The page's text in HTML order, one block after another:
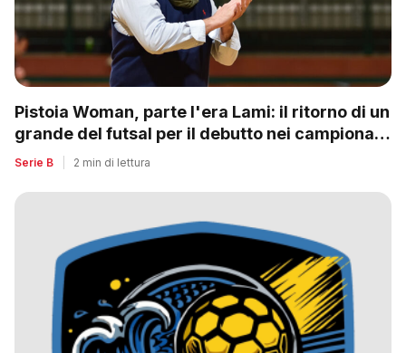
Pistoia Woman, parte l'era Lami: il ritorno di un
grande del futsal per il debutto nei campionati
nazionali
Serie B 2 min di lettura